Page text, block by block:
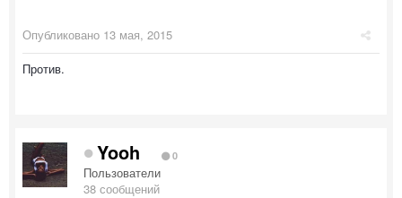
Опубликовано 13 мая, 2015
Против.
Yooh 0
Пользователи
38 сообщений